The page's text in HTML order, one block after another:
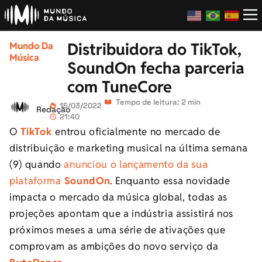
Mundo Da
Música
Distribuidora do TikTok,
SoundOn fecha parceria
com TuneCore
Redação15/03/2022
21:40
Tempo de leitura: 2 min
OTikTok entrou oficialmente no mercado de
distribuição e marketing musical na última semana
(9) quandoanunciou o lançamento da sua
plataforma SoundOn. Enquanto essa novidade
impacta o mercado da música global, todas as
projeções apontam que a indústria assistirá nos
próximos meses a uma série de ativações que
comprovam as ambições do novo serviço da